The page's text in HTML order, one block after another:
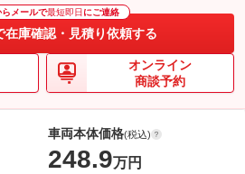
らメールで最短即日 にご連絡
在庫確認・見積り依頼する
オンライン
商談予約
車両本体価格(税込)
248.9万円